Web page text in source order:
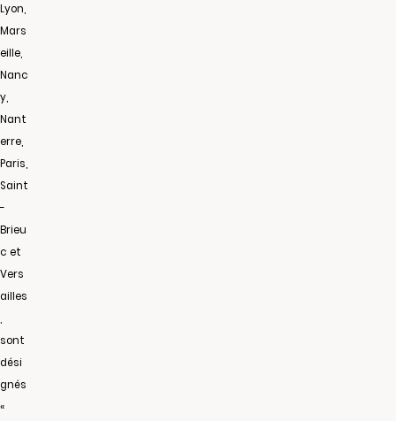
Lyon,
Mars
eille,
Nanc
y,
Nant
erre,
Paris,
Saint
-
Brieu
c et
Vers
ailles
sont
dési
gnés
«